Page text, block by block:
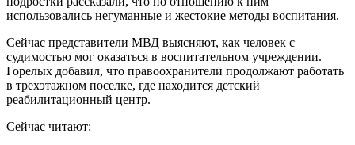
использовались негуманные и жестокие методы воспитания.
Сейчас представители МВД выясняют, как человек с
судимостью мог оказаться в воспитательном учреждении.
Горелых добавил, что правоохранители продолжают работать
в трехэтажном поселке, где находится детский
реабилитационный центр.
Сейчас читают: